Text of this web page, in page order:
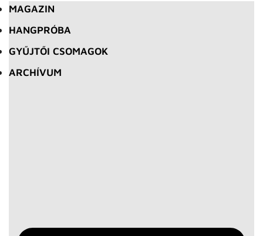
MAGAZIN
HANGPRÓBA
GYŰJTŐI CSOMAGOK
ARCHÍVUM